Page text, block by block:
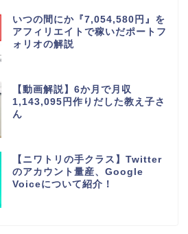
いつの間にか『7,054,580円』を
アフィリエイトで稼いだポートフ
ォリオの解説
【動画解説】6か月で月収
1,143,095円作りだした教え子さ
ん
【ニワトリの手クラス】Twitter
のアカウント量産、Google
Voiceについて紹介！